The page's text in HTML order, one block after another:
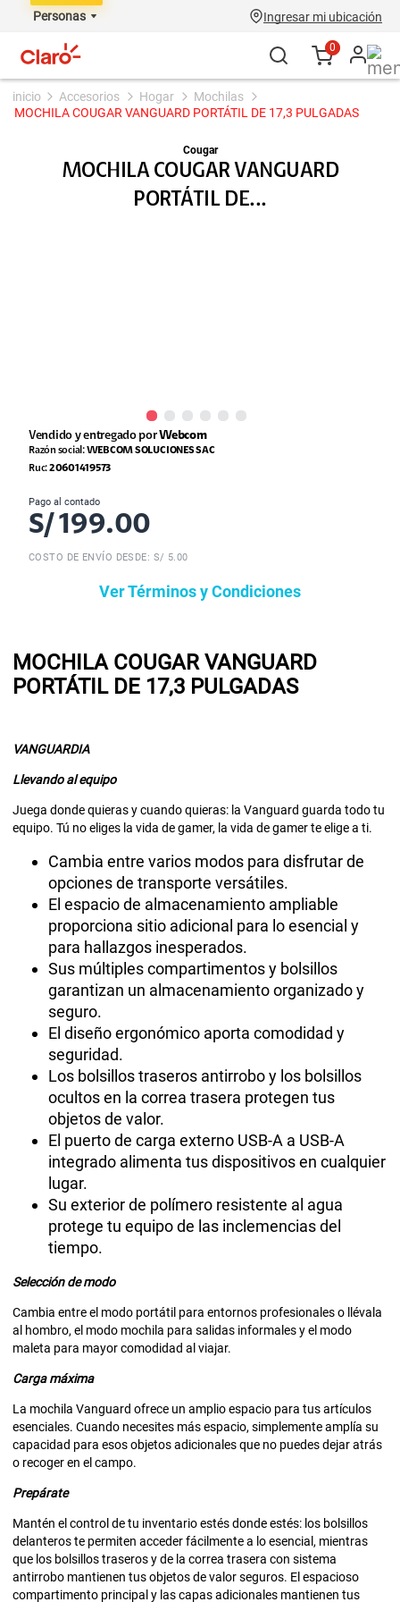
Personas Ingresar mi ubicación
0
accesorios hogar
mochilas
MOCHILA COUGAR VANGUARD PORTÁTIL DE 17,3 PULGADAS
Cougar
MOCHILA COUGAR VANGUARD
PORTÁTIL DE...
Vendido y entregado por Webcom
Razón social:WEBCOM SOLUCIONES SAC
Ruc:20601419573
Pago al contado
S/199.00
COSTO DE ENVÍO DESDE: S/ 5.00
Ver Términos y Condiciones
MOCHILA COUGAR VANGUARD
PORTÁTIL DE 17,3 PULGADAS
VANGUARDIA
Llevando al equipo
Juega donde quieras y cuando quieras: la Vanguard guarda todo tu
equipo. Tú no eliges la vida de gamer, la vida de gamer te elige a ti.
Cambia entre varios modos para disfrutar de
opciones de transporte versátiles.
El espacio de almacenamiento ampliable
proporciona sitio adicional para lo esencial y
para hallazgos inesperados.
Sus múltiples compartimentos y bolsillos
garantizan un almacenamiento organizado y
seguro.
El diseño ergonómico aporta comodidad y
seguridad.
Los bolsillos traseros antirrobo y los bolsillos
ocultos en la correa trasera protegen tus
objetos de valor.
El puerto de carga externo USB-A a USB-A
integrado alimenta tus dispositivos en cualquier
lugar.
Su exterior de polímero resistente al agua
protege tu equipo de las inclemencias del
tiempo.
Selección de modo
Cambia entre el modo portátil para entornos profesionales o llévala
al hombro, el modo mochila para salidas informales y el modo
maleta para mayor comodidad al viajar.
Carga máxima
La mochila Vanguard ofrece un amplio espacio para tus artículos
esenciales. Cuando necesites más espacio, simplemente amplía su
capacidad para esos objetos adicionales que no puedes dejar atrás
o recoger en el campo.
Prepárate
Mantén el control de tu inventario estés donde estés: los bolsillos
delanteros te permiten acceder fácilmente a lo esencial, mientras
que los bolsillos traseros y de la correa trasera con sistema
antirrobo mantienen tus objetos de valor seguros. El espacioso
compartimento principal y las capas adicionales mantienen tus